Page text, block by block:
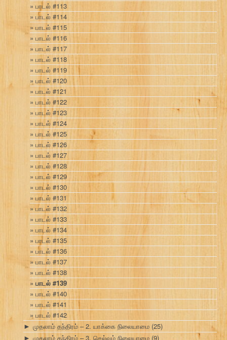
பாடல் #113
பாடல் #114
பாடல் #115
பாடல் #116
பாடல் #117
பாடல் #118
பாடல் #119
பாடல் #120
பாடல் #121
பாடல் #122
பாடல் #123
பாடல் #124
பாடல் #125
பாடல் #126
பாடல் #127
பாடல் #128
பாடல் #129
பாடல் #130
பாடல் #131
பாடல் #132
பாடல் #133
பாடல் #134
பாடல் #135
பாடல் #136
பாடல் #137
பாடல் #138
பாடல் #139
பாடல் #140
பாடல் #141
பாடல் #142
► முதலாம் தந்திரம் – 2. யாக்கை நிலையாமை (25)
► முதலாம் தந்திரம் – 3. செல்வம் நிலையாமை (9)